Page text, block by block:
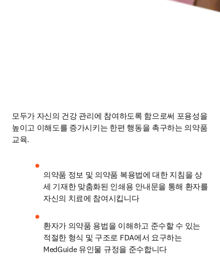
모두가 자신의 건강 관리에 참여하도록 함으로써 포용성을
높이고 이해도를 증가시키는 한편 행동을 촉구하는 의약품
교육.
의약품 정보 및 의약품 복용법에 대한 지침을 상
세 기재한 맞춤화된 인쇄용 안내문을 통해 환자를
자신의 치료에 참여시킵니다
환자가 의약품 용법을 이해하고 준수할 수 있는
적절한 형식 및 구조로 FDA에서 요구하는
MedGuide 유인물 규정을 준수합니다